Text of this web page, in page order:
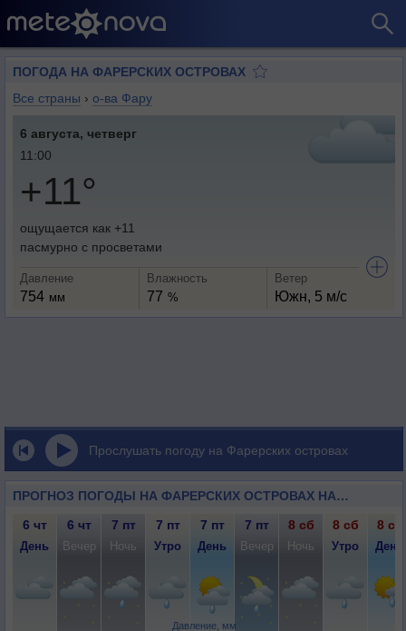
ПОГОДА НА ФАРЕРСКИХ ОСТРОВАХ
Все страны › о-ва Фару
6 августа, четверг
11:00
+11°
ощущается как +11
пасмурно с просветами
Давление
754 мм
Влажность
77 %
Ветер
Южн, 5 м/с
Прослушать погоду на Фарерских островах
ПРОГНОЗ ПОГОДЫ НА ФАРЕРСКИХ ОСТРОВАХ НА 14 ДНЕЙ
Давление, мм
6 чт 6 чт 7 пт 7 пт 7 пт 7 пт 8 сб 8 сб 8 сб
День Вечер Ночь Утро День Вечер Ночь Утро День